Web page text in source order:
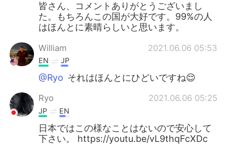
皆さん、コメントありがとうございまし
た。もちろんこの国が大好です。99%の人
はほんとに素晴らしいと思います。
William 2021.06.06 05:53
EN JP
@Ryo それはほんとにひどいですね😌
Ryo 2021.06.06 05:25
JP EN
日本ではこの様なことはないので安心して
下さい。 https://youtu.be/vL9thqFcXDc